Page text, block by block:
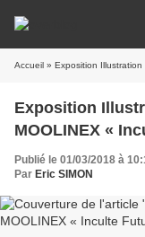
Accueil » Exposition
Exposition
MOOLINEX «
Publié le 01/03/2018 à
Par Eric SIMON